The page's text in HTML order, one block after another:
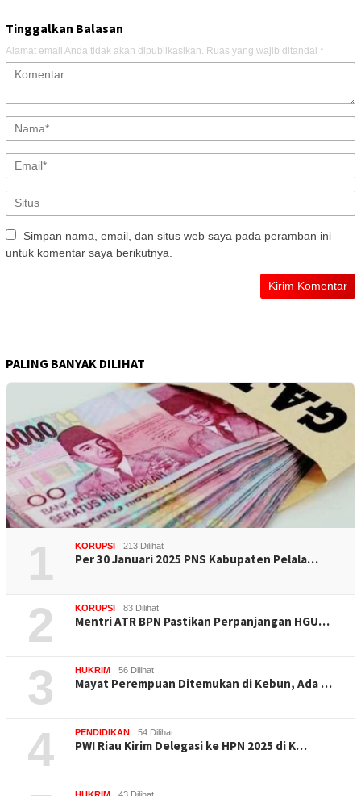
Tinggalkan Balasan
Alamat email Anda tidak akan dipublikasikan. Ruas yang wajib ditandai *
Simpan nama, email, dan situs web saya pada peramban ini
untuk komentar saya berikutnya.
PALING BANYAK DILIHAT
1 KORUPSI 213 Dilihat
Per 30 Januari 2025 PNS Kabupaten Pelala…
2 KORUPSI 83 Dilihat
Mentri ATR BPN Pastikan Perpanjangan HGU…
3 HUKRIM 56 Dilihat
Mayat Perempuan Ditemukan di Kebun, Ada …
4 PENDIDIKAN 54 Dilihat
PWI Riau Kirim Delegasi ke HPN 2025 di K…
HUKRIM 43 Dilihat